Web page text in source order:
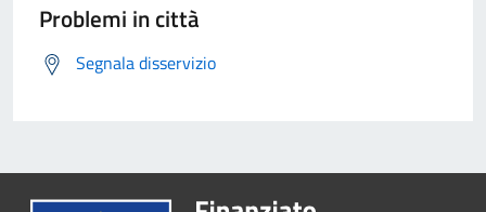
Problemi in città
Segnala disservizio